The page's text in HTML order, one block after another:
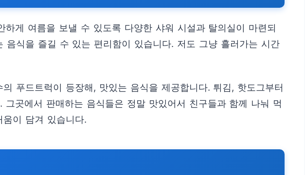
게 여름을 보낼 수 있도록 다양한 샤워 시설과 탈의실이 마련되
식을 즐길 수 있는 편리함이 있습니다. 저도 그냥 흘러가는 시간
푸드트럭이 등장해, 맛있는 음식을 제공합니다. 튀김, 핫도그부터
곳에서 판매하는 음식들은 정말 맛있어서 친구들과 함께 나눠 먹
이 담겨 있습니다.